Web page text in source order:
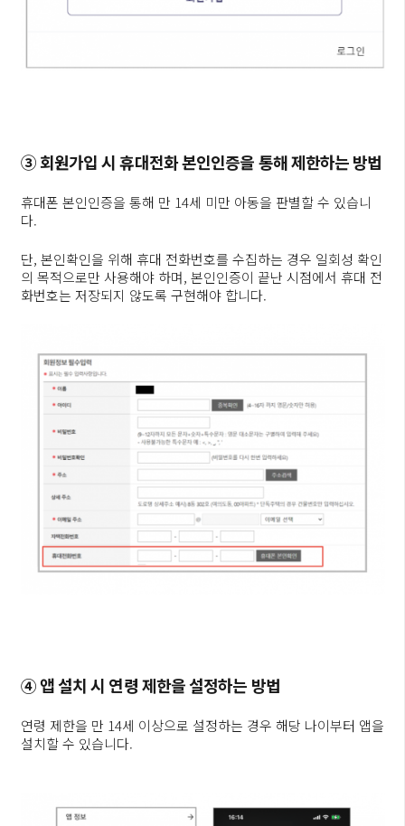
③ 회원가입 시 휴대전화 본인인증을 통해 제한하는 방법
휴대폰 본인인증을 통해 만 14세 미만 아동을 판별할 수 있습니
다.
단, 본인확인을 위해 휴대 전화번호를 수집하는 경우 일회성 확인
의 목적으로만 사용해야 하며, 본인인증이 끝난 시점에서 휴대 전
화번호는 저장되지 않도록 구현해야 합니다.
④ 앱 설치 시 연령 제한을 설정하는 방법
연령 제한을 만 14세 이상으로 설정하는 경우 해당 나이부터 앱을
설치할 수 있습니다.